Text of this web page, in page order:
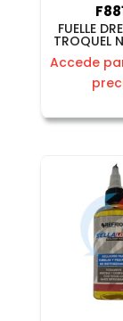
FUELLE
TROQUEL
Accede